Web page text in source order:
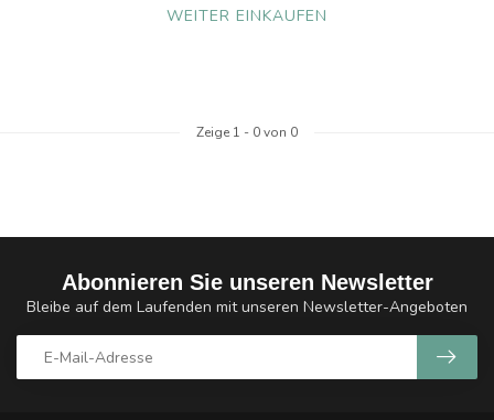
WEITER EINKAUFEN
Zeige 1 - 0von 0
Abonnieren Sie unseren Newsletter
Bleibe auf dem Laufenden mit unseren Newsletter-Angeboten